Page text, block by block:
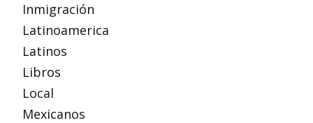
Inmigración
Latinoamerica
Latinos
Libros
Local
Mexicanos